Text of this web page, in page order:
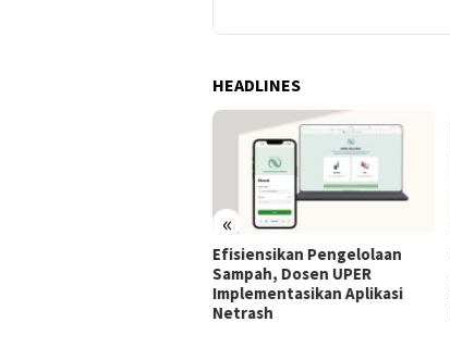
HEADLINES
«
Efisiensikan Pengelolaan
Sampah, Dosen UPER
Implementasikan Aplikasi
Netrash